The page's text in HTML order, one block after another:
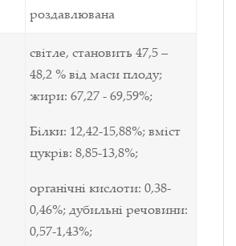
роздавлювана
світле, становить 47,5 –
48,2 % від маси плоду;
жири: 67,27 - 69,59%;
Білки: 12,42-15,88%; вміст
цукрів: 8,85-13,8%;
органічні кислоти: 0,38-
0,46%; дубильні речовини:
0,57-1,43%;